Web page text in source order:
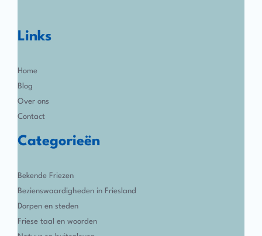
Links
Home
Blog
Over ons
Contact
Categorieën
Bekende Friezen
Bezienswaardigheden in Friesland
Dorpen en steden
Friese taal en woorden